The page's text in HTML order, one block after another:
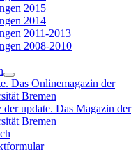
2015
2014
2011-2013
2008-2010
Das Onlinemagazin der
Bremen
update. Das Magazin der
Bremen